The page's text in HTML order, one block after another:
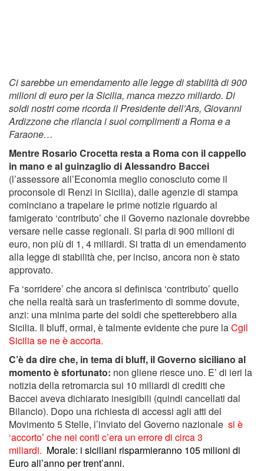
Ci sarebbe un emendamento alle legge di stabilità di 900
milioni di euro per la Sicilia, manca mezzo miliardo. Di
soldi nostri come ricorda il Presidente dell’Ars, Giovanni
Ardizzone che rilancia i suoi complimenti a Roma e a
Faraone…
Mentre Rosario Crocetta resta a Roma con il cappello
in mano e al guinzaglio di Alessandro Baccei
(l’assessore all’Economia meglio conosciuto come il
proconsole di Renzi in Sicilia), dalle agenzie di stampa
cominciano a trapelare le prime notizie riguardo al
famigerato ‘contributo’ che il Governo nazionale dovrebbe
versare nelle casse regionali. Si parla di 900 milioni di
euro, non più di 1, 4 miliardi. Si tratta di un emendamento
alla legge di stabilità che, per inciso, ancora non è stato
approvato.
Fa ‘sorridere’ che ancora si definisca ‘contributo’ quello
che nella realtà sarà un trasferimento di somme dovute,
anzi: una minima parte dei soldi che spetterebbero alla
Sicilia. Il bluff, ormai, è talmente evidente che pure laCgil
Sicilia se ne è accorta.
C’è da dire che, in tema di bluff, il Governo siciliano al
momento è sfortunato: non gliene riesce uno. E’ di ieri la
notizia della retromarcia sui 10 miliardi di crediti che
Baccei aveva dichiarato inesigibili (quindi cancellati dal
Bilancio). Dopo una richiesta di accessi agli atti del
Movimento 5 Stelle, l’inviato del Governo nazionale si è
‘accorto’ che nei conti c’era un errore di circa 3
miliardi. Morale: i siciliani risparmieranno 105 milioni di
Euro all’anno per trent’anni.